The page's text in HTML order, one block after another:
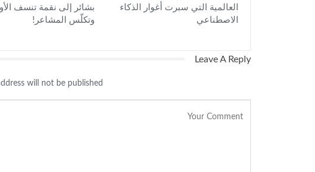
العالمية التي سبرت أغوار الذكاء
الاصطناعي
بشائر إلى نقمة تنسف
وتكلّس المشاعر!
Leave A Reply
will not be published.